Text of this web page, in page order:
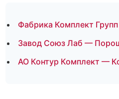
Фабрика Комплект
Завод Союз Лаб —
АО Контур Комплект —